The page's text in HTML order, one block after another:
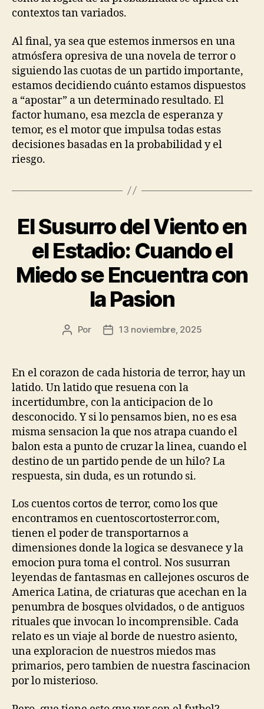
contextos tan variados.
Al final, ya sea que estemos inmersos en una
atmósfera opresiva de una novela de terror o
siguiendo las cuotas de un partido importante,
estamos decidiendo cuánto estamos dispuestos
a “apostar” a un determinado resultado. El
factor humano, esa mezcla de esperanza y
temor, es el motor que impulsa todas estas
decisiones basadas en la probabilidad y el
riesgo.
El Susurro del Viento en
el Estadio: Cuando el
Miedo se Encuentra con
la Pasion
Autor
publicación
Por
Fecha
publicación
13 noviembre, 2025
En el corazon de cada historia de terror, hay un
latido. Un latido que resuena con la
incertidumbre, con la anticipacion de lo
desconocido. Y si lo pensamos bien, no es esa
misma sensacion la que nos atrapa cuando el
balon esta a punto de cruzar la linea, cuando el
destino de un partido pende de un hilo? La
respuesta, sin duda, es un rotundo si.
Los cuentos cortos de terror, como los que
encontramos en cuentoscortosterror.com,
tienen el poder de transportarnos a
dimensiones donde la logica se desvanece y la
emocion pura toma el control. Nos susurran
leyendas de fantasmas en callejones oscuros de
America Latina, de criaturas que acechan en la
penumbra de bosques olvidados, o de antiguos
rituales que invocan lo incomprensible. Cada
relato es un viaje al borde de nuestro asiento,
una exploracion de nuestros miedos mas
primarios, pero tambien de nuestra fascinacion
por lo misterioso.